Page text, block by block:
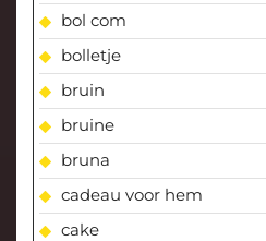
bol com
bolletje
bruin
bruine
bruna
cadeau voor hem
cake